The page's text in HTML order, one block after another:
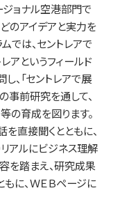
ョナル空港部門で
のアイデアと実力を
では、セントレアで
アというフィールド
、「セントレアで展
事前研究を通して、
の育成を図ります。
直接聞くとともに、
アルにビジネス理解
を踏まえ、研究成果
に、ＷＥＢページに